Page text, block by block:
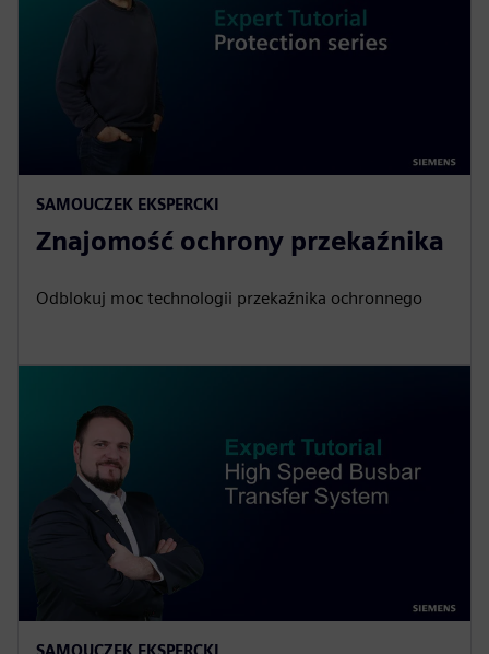
SAMOUCZEK EKSPERCKI
Znajomość ochrony przekaźnika
Odblokuj moc technologii przekaźnika ochronnego
SAMOUCZEK EKSPERCKI